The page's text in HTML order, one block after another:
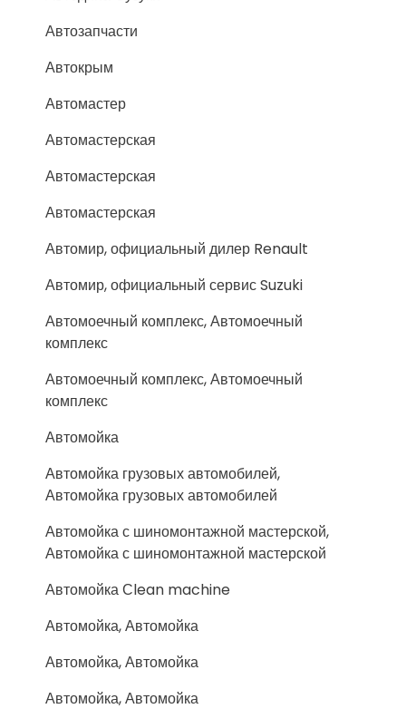
Автозапчасти
Автокрым
Автомастер
Автомастерская
Автомастерская
Автомастерская
Автомир, официальный дилер Renault
Автомир, официальный сервис Suzuki
Автомоечный комплекс, Автомоечный
комплекс
Автомоечный комплекс, Автомоечный
комплекс
Автомойка
Автомойка грузовых автомобилей,
Автомойка грузовых автомобилей
Автомойка с шиномонтажной мастерской,
Автомойка с шиномонтажной мастерской
Автомойка Сlean machine
Автомойка, Автомойка
Автомойка, Автомойка
Автомойка, Автомойка